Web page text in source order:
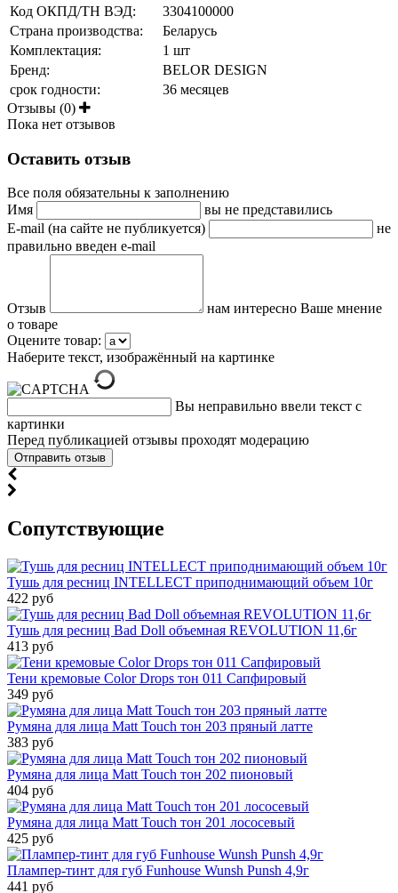
Код ОКПД/ТН ВЭД:
3304100000
Страна производства:
Беларусь
Комплектация:
1 шт
Бренд:
BELOR DESIGN
срок годности:
36 месяцев
Отзывы (0)
Пока нет отзывов
Оставить отзыв
Все поля обязательны к заполнению
Имя
вы не представились
E-mail (на сайте не публикуется)
не
правильно введен e-mail
Отзыв
нам интересно Ваше мнение
о товаре
Оцените товар:
Наберите текст, изображённый на картинке
Вы неправильно ввели текст с
картинки
Перед публикацией отзывы проходят модерацию
Cопутствующие
Тушь для ресниц INTELLECT приподнимающий объем 10г
422 руб
Тушь для ресниц Bad Doll объемная REVOLUTION 11,6г
413 руб
Тени кремовые Color Drops тон 011 Сапфировый
349 руб
Румяна для лица Matt Touch тон 203 пряный латте
383 руб
Румяна для лица Matt Touch тон 202 пионовый
404 руб
Румяна для лица Matt Touch тон 201 лососевый
425 руб
Плампер-тинт для губ Funhouse Wunsh Punsh 4,9г
441 руб